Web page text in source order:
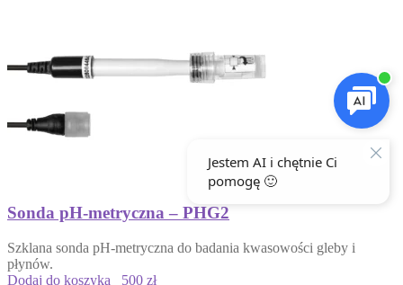
Sonda pH-metryczna – PHG2
Szklana sonda pH-metryczna do badania kwasowości gleby i
płynów.
Dodaj do koszyka
500 zł